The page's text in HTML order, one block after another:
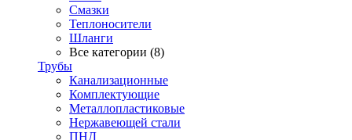
Смазки
Теплоносители
Шланги
Все категории (8)
Трубы
Канализационные
Комплектующие
Металлопластиковые
Нержавеющей стали
ПНД